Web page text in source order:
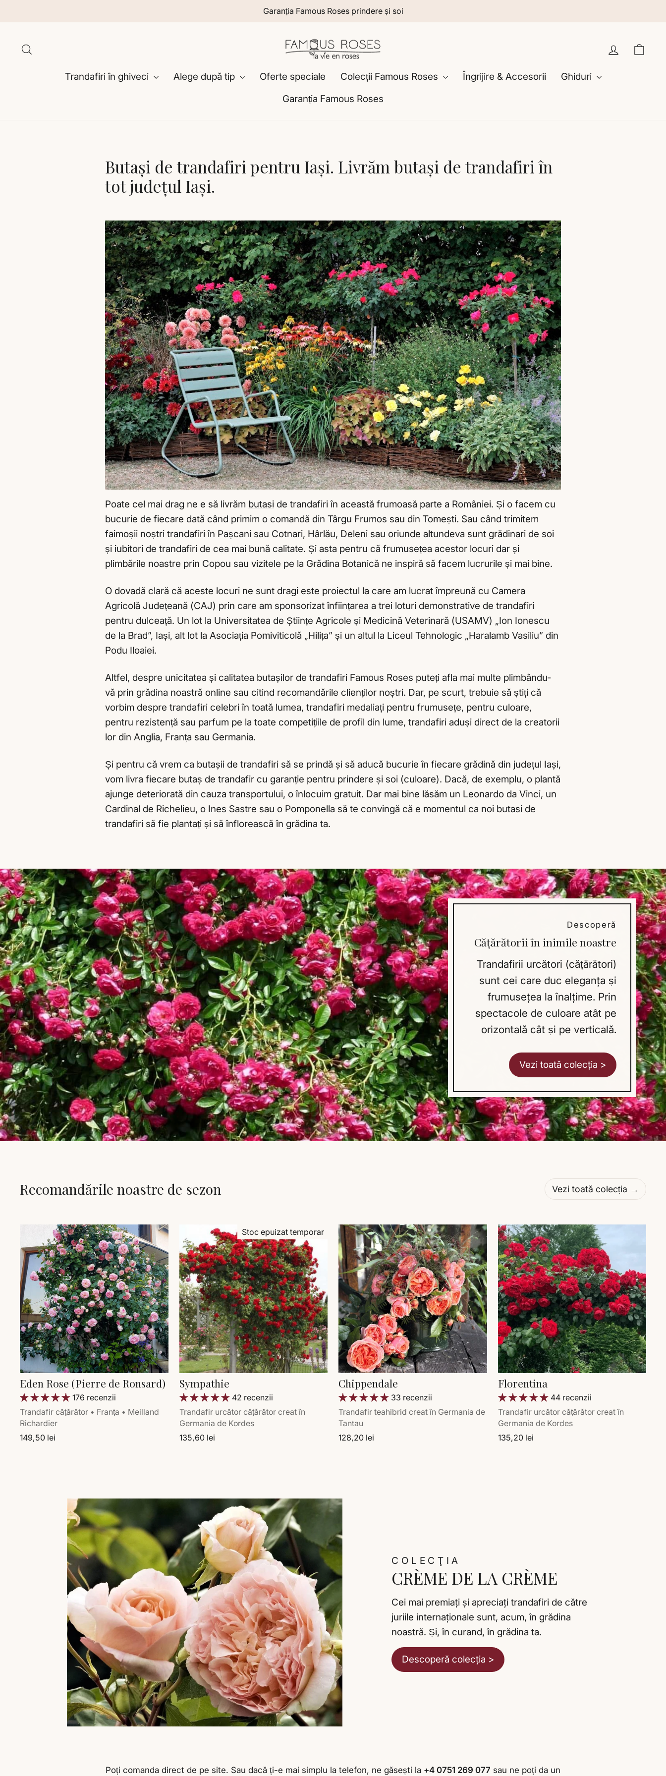
la
Garanția Famous Roses prindere și soi
Intră în
Trandafiri în ghiveci Alege după tip Oferte speciale Colecții Famous Roses Îngrijire & Accesorii
Ghiduri
Garanția Famous Roses
Butași de trandafiri pentru Iași. Livrăm butași de trandafiri în
tot județul Iași.
Poate cel mai drag ne e să livrăm butasi de trandafiri în această frumoasă parte a României. Și o facem cu
bucurie de fiecare dată când primim o comandă din Târgu Frumos sau din Tomești. Sau când trimitem
faimoșii noștri trandafiri în Pașcani sau Cotnari, Hârlău, Deleni sau oriunde altundeva sunt grădinari de soi
și iubitori de trandafiri de cea mai bună calitate. Și asta pentru că frumusețea acestor locuri dar și
plimbările noastre prin Copou sau vizitele pe la Grădina Botanică ne inspiră să facem lucrurile și mai bine.
O dovadă clară că aceste locuri ne sunt dragi este proiectul la care am lucrat împreună cu Camera
Agricolă Județeană (CAJ) prin care am sponsorizat înființarea a trei loturi demonstrative de trandafiri
pentru dulceață. Un lot la Universitatea de Științe Agricole și Medicină Veterinară (USAMV) „Ion Ionescu
de la Brad”, Iași, alt lot la Asociația Pomiviticolă „Hilița” și un altul la Liceul Tehnologic „Haralamb Vasiliu” din
Podu Iloaiei.
Altfel, despre unicitatea și calitatea butașilor de trandafiri Famous Roses puteți afla mai multe plimbându-
vă prin grădina noastră online sau citind recomandările clienților noștri. Dar, pe scurt, trebuie să știți că
vorbim despre trandafiri celebri în toată lumea, trandafiri medaliați pentru frumusețe, pentru culoare,
pentru rezistență sau parfum pe la toate competițiile de profil din lume, trandafiri aduși direct de la creatorii
lor din Anglia, Franța sau Germania.
Și pentru că vrem ca butașii de trandafiri să se prindă și să aducă bucurie în fiecare grădină din județul Iași,
vom livra fiecare butaș de trandafir cu garanție pentru prindere și soi (culoare). Dacă, de exemplu, o plantă
ajunge deteriorată din cauza transportului, o înlocuim gratuit. Dar mai bine lăsăm un Leonardo da Vinci, un
Cardinal de Richelieu, o Ines Sastre sau o Pomponella să te convingă că e momentul ca noi butasi de
trandafiri să fie plantați și să înflorească în grădina ta.
Descoperă
Căţărătorii în inimile noastre
Trandafirii urcători (cățărători)
sunt cei care duc eleganţa și
frumuseţea la înalţime. Prin
spectacole de culoare atât pe
orizontală cât și pe verticală.
Vezi toată colecţia >
Recomandările noastre de sezon Vezi toată colecția →
Eden Rose (Pierre de Ronsard)
176 recenzii
Trandafir cățărător • Franța • Meilland
Richardier
149,50 lei
Stoc epuizat temporar
Sympathie
42 recenzii
Trandafir urcător cățărător creat în
Germania de Kordes
135,60 lei
Chippendale
33 recenzii
Trandafir teahibrid creat în Germania de
Tantau
128,20 lei
Florentina
44 recenzii
Trandafir urcător cățărător creat în
Germania de Kordes
135,20 lei
COLECŢIA
CRÈME DE LA CRÈME
Cei mai premiaţi și apreciaţi trandafiri de către
juriile internaţionale sunt, acum, în grădina
noastră. Și, în curand, în grădina ta.
Descoperă colecţia >
Poți comanda direct de pe site. Sau dacă ți-e mai simplu la telefon, ne găsești la +4 0751 269 077 sau ne poți da un